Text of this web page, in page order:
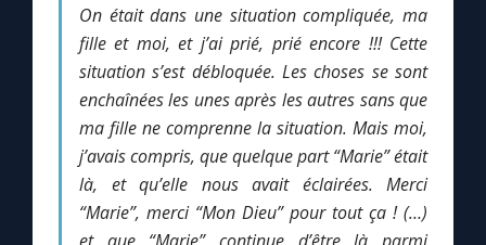
L'Évangile chaque jour
Les premiers samedis du mois
Marie qui défait les nœuds
Me consacrer à Jésus par Marie
On était dans une situation compliquée, ma
fille et moi, et j’ai prié, prié encore !!! Cette
situation s’est débloquée. Les choses se sont
enchaînées les unes après les autres sans que
ma fille ne comprenne la situation. Mais moi,
j’avais compris, que quelque part “Marie” était
là, et qu’elle nous avait éclairées. Merci
“Marie”, merci “Mon Dieu” pour tout ça ! (…)